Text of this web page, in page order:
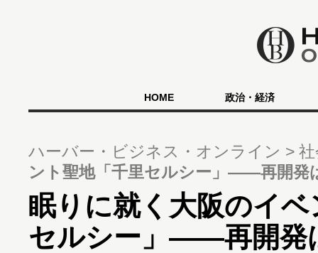
HOME 政治・経済
ハーバー・ビジネス・オンライン
ント聖地「千里セルシー」――再開発
眠りに就く大阪のイ
セルシー」――再開発